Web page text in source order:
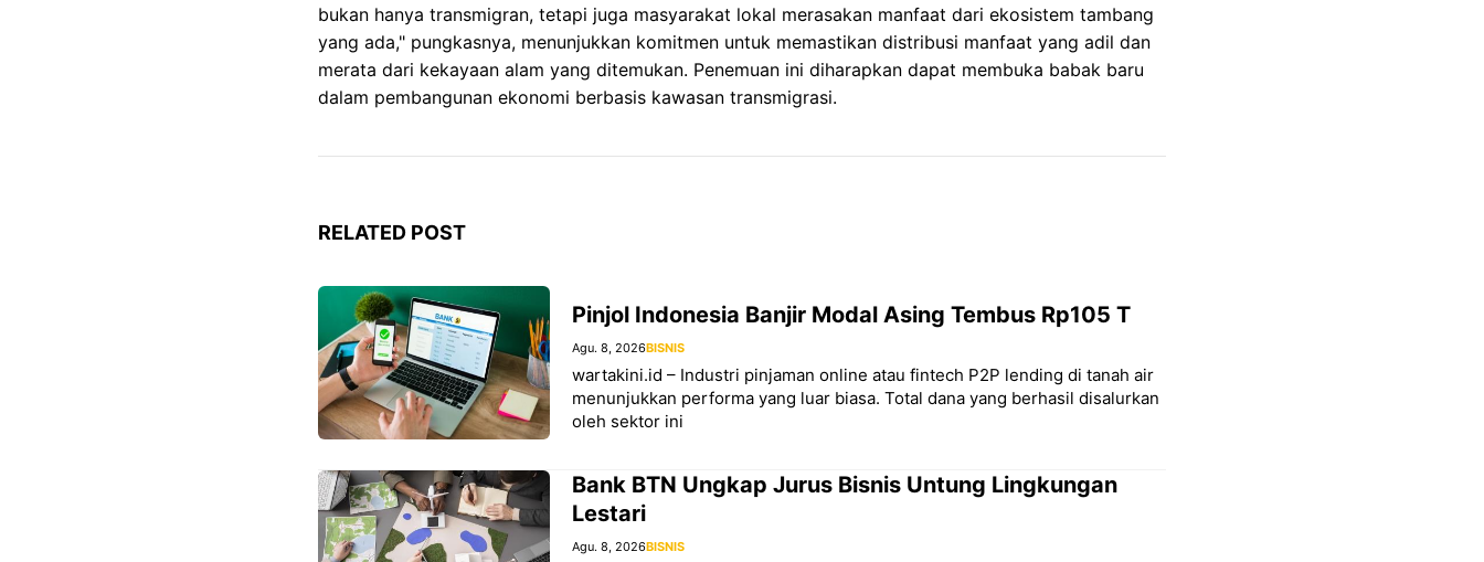
bukan hanya transmigran, tetapi juga masyarakat lokal merasakan manfaat dari ekosistem tambang
yang ada," pungkasnya, menunjukkan komitmen untuk memastikan distribusi manfaat yang adil dan
merata dari kekayaan alam yang ditemukan. Penemuan ini diharapkan dapat membuka babak baru
dalam pembangunan ekonomi berbasis kawasan transmigrasi.
RELATED POST
Pinjol Indonesia Banjir Modal Asing Tembus Rp105 T
Agu. 8, 2026BISNIS
wartakini.id – Industri pinjaman online atau fintech P2P lending di tanah air
menunjukkan performa yang luar biasa. Total dana yang berhasil disalurkan
oleh sektor ini
Bank BTN Ungkap Jurus Bisnis Untung Lingkungan
Lestari
Agu. 8, 2026BISNIS